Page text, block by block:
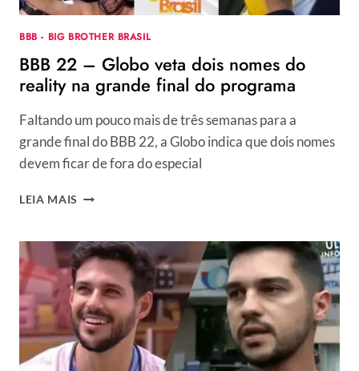
NATÁLIA
BBB - BIG BROTHER BRASIL
BBB 22 – Globo veta dois nomes do
reality na grande final do programa
Faltando um pouco mais de três semanas para a
grande final do BBB 22, a Globo indica que dois nomes
devem ficar de fora do especial
LEIA MAIS BBB
GLOBO
VETA
DOIS
NOMES
DO
REALITY
NA
GRANDE